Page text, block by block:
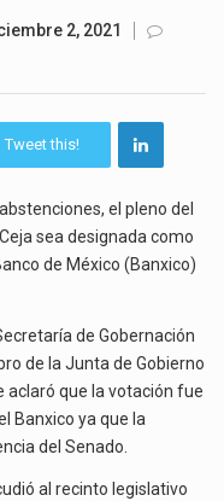
Ante la suspensión temporal de las inspecciones sanitarias del Departamento de Agricultura de Estados Unidos…
Los créditos fiscales determinados a empresas IMMEX rara vez nacen de una interpretación equivocada de…
La inversión fija bruta en México registró un aumento de 1.1% interanual en mayo de…
El gobierno de Estados Unidos anunciará un arancel del 15 % sobre los productos fabricados…
2, 2021
Tweet this!
el pleno del
sea designada como
de México (Banxico)
de Gobernación
de la Junta de Gobierno
aclaró que la votación fue
Banxico ya que la
del Senado.
al recinto legislativo